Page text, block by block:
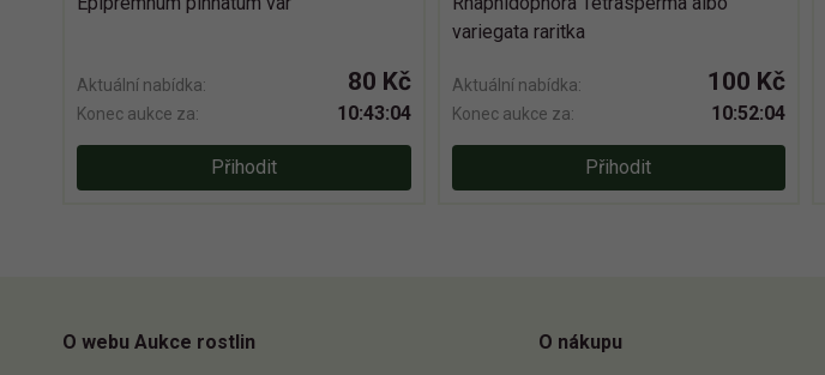
Aktuální nabídka: 80 Kč
Konec aukce za: 10:43:03
Přihodit
variegata raritka
Aktuální nabídka: 100 Kč
Konec aukce za: 10:52:03
Přihodit
O webu Aukce rostlin O nákupu